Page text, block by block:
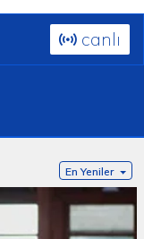
canlı
En Yeniler